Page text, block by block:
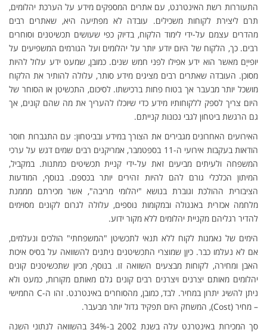
התעוררות רשת האינטרנט, עם אתרים המספקים מידע על הערכת יהלומים,
תרם ליצירת לקוחות משכילים. עובדה לא מפתיעה היא, שאתרים רבים
מהדרים עצמם על-ידי לימוד הלקוח, בדיוק כפי שעושים תכשיטנים וסוחרים
רבים. כך, הלקוח של היום יודע יותר על יהלומים ועל הגורמים המשפיעים על
יופייָם מאשר הוא ידע אפילו לפני חמש שנים. כמובן, שמעט ידע עלול להיות
מסוכן. העובדה שאתרים רבים מציגים מידע סותר, עלולה להותיר את הלקוח
מושכל יותר מבעבר אך בטוח פחות ברכישתו. לסיכום, התכשיטן או הסוחר של
היום צריך לספק ללקוחותיו מידע כדי שיוכלו להעריך את מה שהם קונים, אך
גם הרגשת ביטחון לגבי נכונות קנייתם.
האירועים האחרונים מגבירים את הצורך במידע ובביטחון: עם התגברות חוסר
הודאות בעקבות אירועי ה-11 בספטמבר, אמריקנים רבים שמים דגש על ערכי
המשפחה ולעיתים מביעים זאת על-ידי קניית תכשיטים כמתנות. במקביל,
המיתון הכלכלי גורם להם להיות זהירים יותר בכספם. בנוסף, המודעות
הציבורית ההולכת וגוברת בנושא "יהלומי מריבה", אשר מכירתם מממנת
מלחמה אכזרית באנגולה ובמקומות נוספים, עלולה לגרום לקונים מסוימים
להדיר רגליהם מקניית יהלומים ללא מקור ידוע.
הימים של נאמנות לקוח ללא תנאי לתכשיטן "המשפחתי" הולכים ונעלמים,
אם לא נעלמו כבר. כיוָן שמוצרי התכשיטנים ניתנים להשוואה על בסיס איכות
האבן ומחירה, לקוחות מבצעים השוואה זו. בנוסף, מכיון שתכשיטנים קונים
יהלומים מאותם יצרנים ויצרנים רבים קונים גלם מאותם מקורות, כמעט ולא
ניתן להשיג יתרון במחיר. לבד, כמובן, מהסוחרים באינטרנט. זהו ה-C החמישי
– מחיר (Cost), המשחק היום תפקיד גדול יותר מבעבר.
סך המכירות באינטרנט עלה בשנת 2002 ב-34% בהשוואה לנתוני השנה